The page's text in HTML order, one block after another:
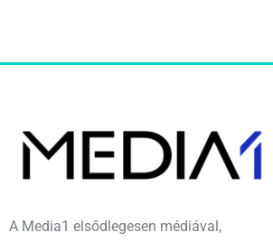
A Media1 elsődlegesen médiával,